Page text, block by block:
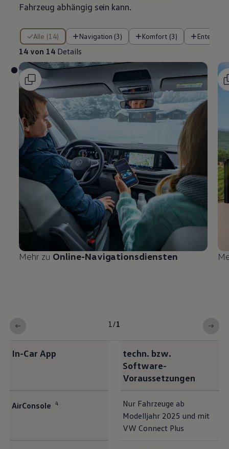
Fahrzeug abhängig sein kann.
Alle (14) Navigation (3) Komfort (3)
14 von 14 Details
14 von 14 Details
Mehr zu Online-Navigationsdiensten
1 /1
In-Car App
techn. bzw.
Software-
Voraussetzungen
AirConsole 4
Nur Fahrzeuge ab
Modelljahr 2025 und mit
VW Connect Plus